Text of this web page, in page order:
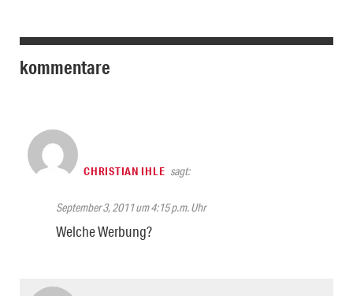
kommentare
CHRISTIAN IHLE sagt:
September 3, 2011 um 4:15 p.m. Uhr
Welche Werbung?